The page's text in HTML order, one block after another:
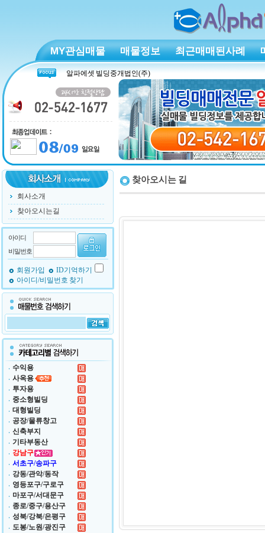
MY관심매물 매물정보 최근매매된사례
회사소개
찾아오시는길
아이디
비밀번호
회원가입
ID기억하기
아이디/비밀번호 찾기
수익용
사옥용
투자용
중소형빌딩
대형빌딩
공장/물류창고
신축부지
기타부동산
강남구
서초구/송파구
강동/관악/동작
영등포구/구로구
마포구/서대문구
종로/중구/용산구
성북/강북/은평구
도봉/노원/광진구
찾아오시는 길